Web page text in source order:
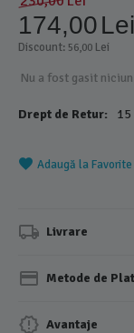
174,00Lei
Discount: 56,00 Lei
Nu a fost gasit
Drept de Retur: 15
Adaugă la Favorite
Livrare
Metode de
Avantaje